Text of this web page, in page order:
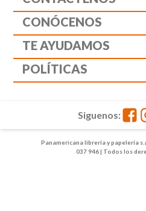
CONÓCENOS
TE AYUDAMOS
POLÍTICAS
Panamericana librería y papelería
037 946 | Todos los
Siguenos: